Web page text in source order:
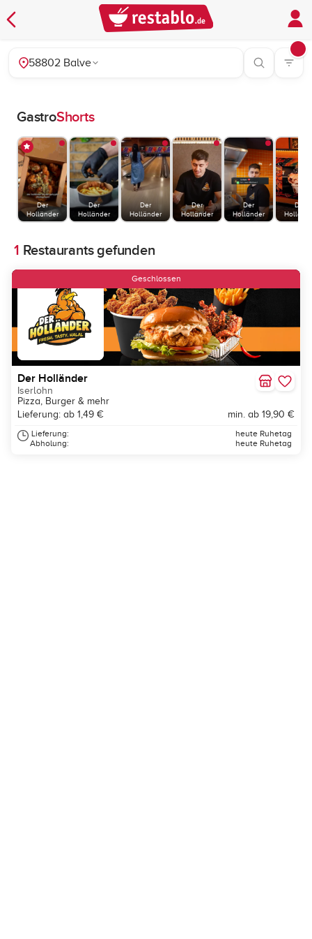
58802 Balve
GastroShorts
Der
Holländer
Der
Holländer
Der
Holländer
Der
Holländer
Der
Holländer
Der
1 Restaurants gefunden
Geschlossen
Der Holländer
Iserlohn
Pizza, Burger & mehr
Lieferung: ab 1,49 €
min. ab 19,90 €
Lieferung:
Abholung:
heute Ruhetag
heute Ruhetag